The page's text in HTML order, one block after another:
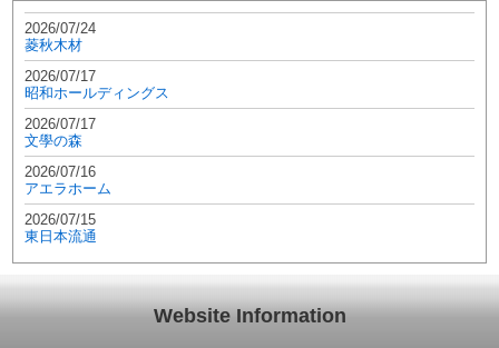
2026/07/24
菱秋木材
2026/07/17
昭和ホールディングス
2026/07/17
文學の森
2026/07/16
アエラホーム
2026/07/15
東日本流通
Website Information